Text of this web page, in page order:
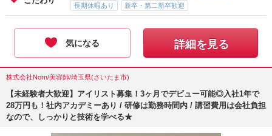
長期休暇あり
新卒・第二新卒歓迎
気になる 詳細を見る
株式会社Norn/美容師/埼玉県(さいたま市)
【未経験者大歓迎】アイリスト募集！3ヶ月でデビュー可能◎入社1年で
28万円も！社内アカデミーあり / 研修は勤務時間内 / 講習費用は会社負担
なので、しっかりと技術を学べる★